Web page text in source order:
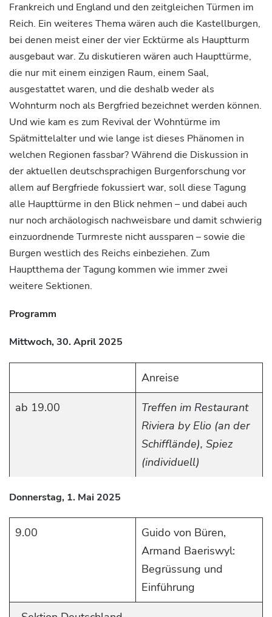
Frankreich und England und den zeitgleichen Türmen im
Reich. Ein weiteres Thema wären auch die Kastellburgen,
bei denen meist einer der vier Ecktürme als Hauptturm
ausgebaut war. Zu diskutieren wären auch Haupttürme,
die nur mit einem einzigen Raum, einem Saal,
ausgestattet waren, und die deshalb weder als
Wohnturm noch als Bergfried bezeichnet werden können.
Und wie kam es zum Revival der Wohntürme im
Spätmittelalter und wie lange ist dieses Phänomen in
welchen Regionen fassbar? Während die Diskussion in
der aktuellen deutschsprachigen Burgenforschung vor
allem auf Bergfriede fokussiert war, soll diese Tagung
alle Haupttürme in den Blick nehmen – und dabei auch
nur noch archäologisch nachweisbare und damit schwierig
einzuordnende Turmreste nicht aussparen – sowie die
Burgen westlich des Reichs einbeziehen. Zum
Hauptthema der Tagung kommen wie immer zwei
weitere Sektionen.
Programm
Mittwoch, 30. April 2025
Anreise
ab 19.00
Treffen im Restaurant
Riviera by Elio (an der
Schifflände), Spiez
(individuell)
Donnerstag, 1. Mai 2025
9.00
Guido von Büren,
Armand Baeriswyl:
Begrüssung und
Einführung